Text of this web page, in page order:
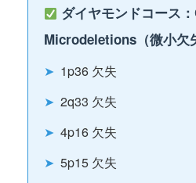
ダイヤモンドコース
Microdeletions（微小欠
➤ 1p36 欠失
➤ 2q33 欠失
➤ 4p16 欠失
➤ 5p15 欠失